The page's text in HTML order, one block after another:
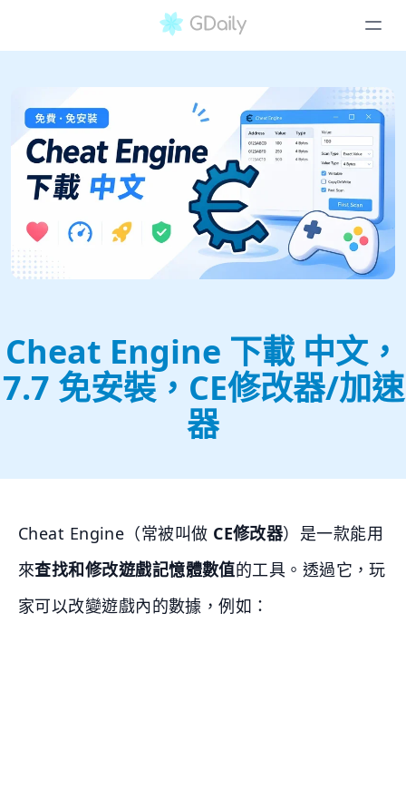
Cheat Engine 下載 中文，
7.7 免安裝，CE修改器/加速
器
Cheat Engine（常被叫做 CE修改器）是一款能用
來查找和修改遊戲記憶體數值的工具。透過它，玩
家可以改變遊戲內的數據，例如：